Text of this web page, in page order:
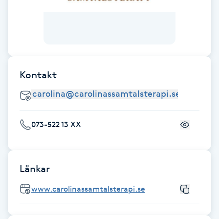
Fet hårbotten
Fettreducering
Fibromassage
Fillers
Fotmassage
Kontakt
073-522 13 XX
Länkar
www.carolinassamtalsterapi.se